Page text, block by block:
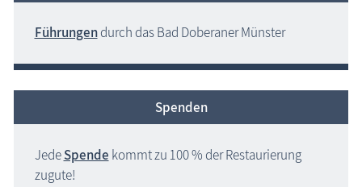
Führungendurch das Bad Doberaner Münster
Spenden
JedeSpende kommt zu 100 % der Restaurierung
zugute!